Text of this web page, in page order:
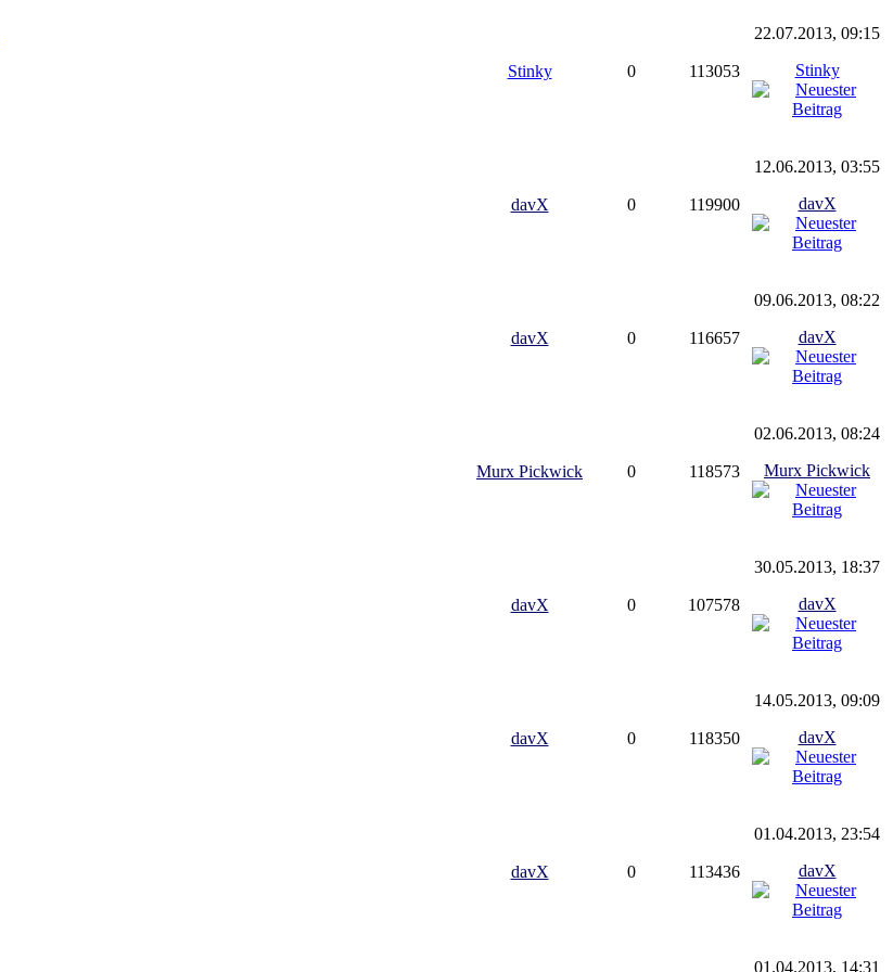
Stinky 0 113053
22.07.2013, 09:15
Stinky
davX 0 119900
12.06.2013, 03:55
davX
davX 0 116657
09.06.2013, 08:22
davX
Murx Pickwick 0 118573
02.06.2013, 08:24
Murx Pickwick
davX 0 107578
30.05.2013, 18:37
davX
davX 0 118350
14.05.2013, 09:09
davX
davX 0 113436
01.04.2013, 23:54
davX
01.04.2013, 14:31